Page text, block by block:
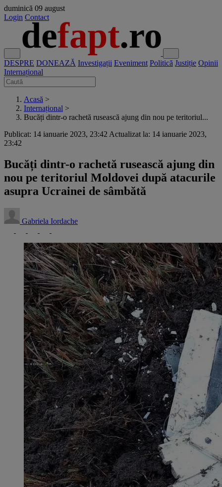
duminică 09 august
Login Contact
DESPRE DONEAZĂ Investigații Eveniment Politică Justiție Opinii
Internațional
Acasă >
Internațional >
Bucăți dintr-o rachetă rusească ajung din nou pe teritoriul...
Publicat: 14 ianuarie 2023, 23:42 Actualizat la: 14 ianuarie 2023,
23:42
Bucăți dintr-o rachetă rusească ajung din
nou pe teritoriul Moldovei după atacurile
asupra Ucrainei de sâmbătă
Gabriela Iordache